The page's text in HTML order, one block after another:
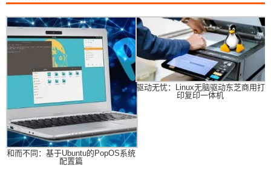
和而不同：基于Ubuntu的PopOS系统
配置篇
驱动无忧：Linux无脑驱动东芝商用打
印复印一体机